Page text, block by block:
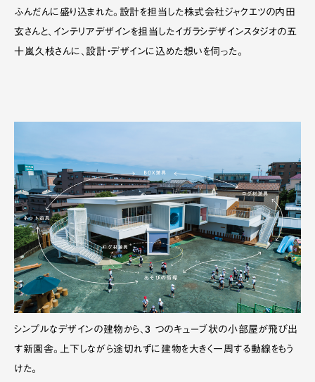
ふんだんに盛り込まれた。設計を担当した株式会社ジャクエツの内田
玄さんと、インテリアデザインを担当したイガラシデザインスタジオの五
十嵐久枝さんに、設計・デザインに込めた想いを伺った。
シンプルなデザインの建物から、3 つのキューブ状の小部屋が飛び出
す新園舎。上下しながら途切れずに建物を大きく一周する動線をもう
けた。